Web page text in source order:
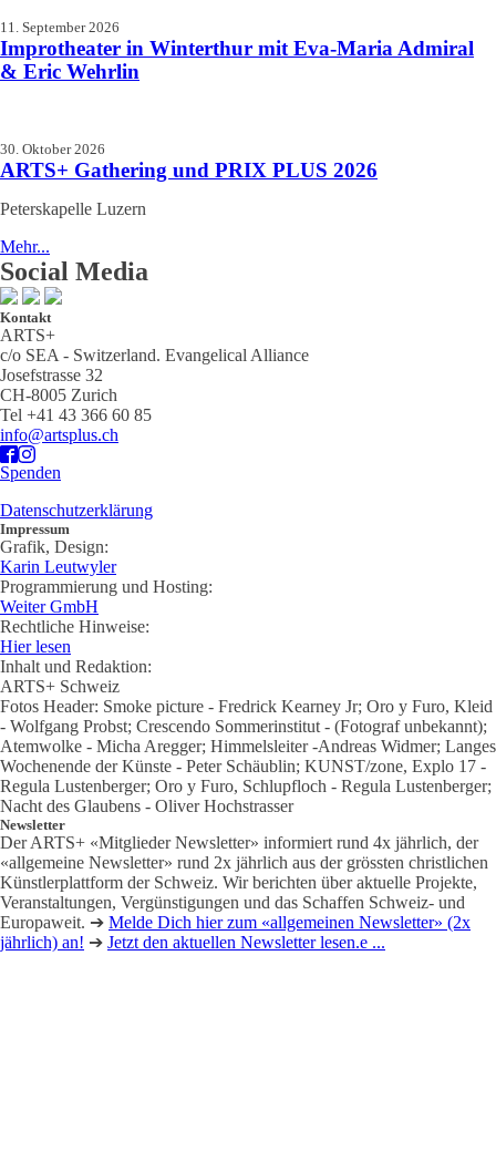
11. September 2026
Improtheater in Winterthur mit Eva-Maria Admiral
& Eric Wehrlin
30. Oktober 2026
ARTS+ Gathering und PRIX PLUS 2026
Peterskapelle Luzern
Mehr...
Social Media
Kontakt
ARTS+
c/o SEA - Switzerland. Evangelical Alliance
Josefstrasse 32
CH-8005 Zurich
Tel +41 43 366 60 85
info@artsplus.ch
Spenden
Datenschutzerklärung
Impressum
Grafik, Design:
Karin Leutwyler
Programmierung und Hosting:
Weiter GmbH
Rechtliche Hinweise:
Hier lesen
Inhalt und Redaktion:
ARTS+ Schweiz
Fotos Header: Smoke picture - Fredrick Kearney Jr; Oro y Furo, Kleid
- Wolfgang Probst; Crescendo Sommerinstitut - (Fotograf unbekannt);
Atemwolke - Micha Aregger; Himmelsleiter -Andreas Widmer; Langes
Wochenende der Künste - Peter Schäublin; KUNST/zone, Explo 17 -
Regula Lustenberger; Oro y Furo, Schlupfloch - Regula Lustenberger;
Nacht des Glaubens - Oliver Hochstrasser
Newsletter
Der ARTS+ «Mitglieder Newsletter» informiert rund 4x jährlich, der
«allgemeine Newsletter» rund 2x jährlich aus der grössten christlichen
Künstlerplattform der Schweiz. Wir berichten über aktuelle Projekte,
Veranstaltungen, Vergünstigungen und das Schaffen Schweiz- und
Europaweit. ➔ Melde Dich hier zum «allgemeinen Newsletter» (2x
jährlich) an! ➔ Jetzt den aktuellen Newsletter lesen.e ...